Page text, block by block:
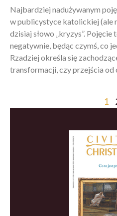
Najbardziej nadużywanym
w publicystyce katolickiej (ale
dzisiaj słowo „kryzys”.
negatywnie, będąc czymś, co
Rzadziej określa się
transformacji, czy przejścia od
1